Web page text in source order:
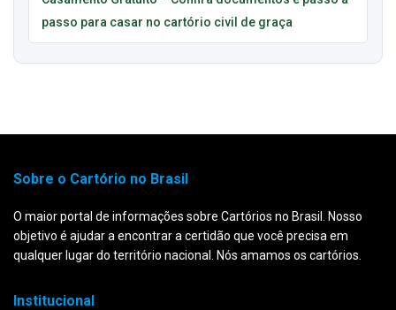
passo para casar no cartório civil de graça
Sobre o Cartório no Brasil
O maior portal de informações sobre Cartórios no Brasil. Nosso
objetivo é ajudar a encontrar a certidão que você precisa em
qualquer lugar do território nacional. Nós amamos os cartórios.
Institucional